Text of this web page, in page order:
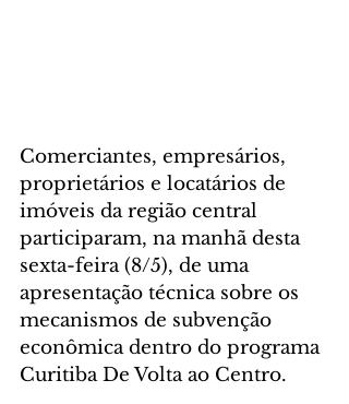
Comerciantes, empresários,
proprietários e locatários de
imóveis da região central
participaram, na manhã desta
sexta-feira (8/5), de uma
apresentação técnica sobre os
mecanismos de subvenção
econômica dentro do programa
Curitiba De Volta ao Centro.